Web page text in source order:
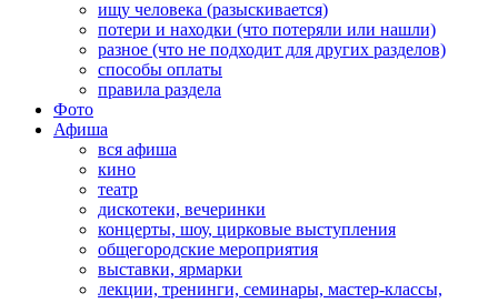
ищу человека (разыскивается)
потери и находки (что потеряли или нашли)
разное (что не подходит для других разделов)
способы оплаты
правила раздела
Фото
Афиша
вся афиша
кино
театр
дискотеки, вечеринки
концерты, шоу, цирковые выступления
общегородские мероприятия
выставки, ярмарки
лекции, тренинги, семинары, мастер-классы,